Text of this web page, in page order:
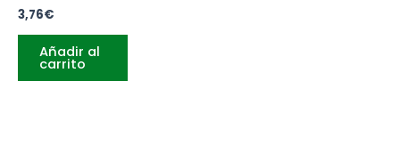
3,76€
Añadir al
carrito